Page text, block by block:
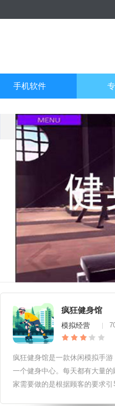
手机软件
疯狂健身馆
模拟经营
疯狂健身馆是一款休闲模拟手
一个健身中心。每天都有大量
家需要做的是根据顾客的要求